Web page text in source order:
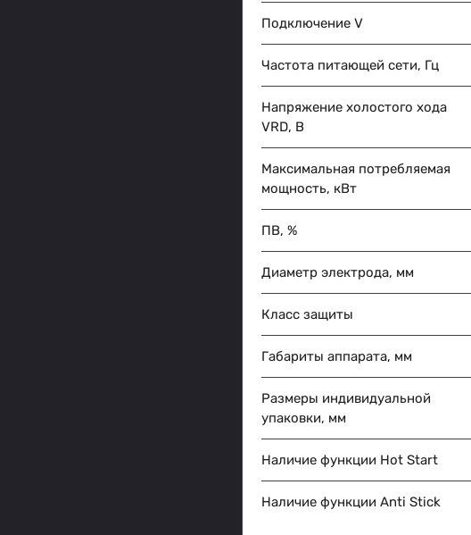
Подключение V
Частота питающей сети, Гц
Напряжение холостого хода
VRD, В
Максимальная потребляемая
мощность, кВт
ПВ, %
Диаметр электрода, мм
Класс защиты
Габариты аппарата, мм
Размеры индивидуальной
упаковки, мм
Наличие функции Hot Start
Наличие функции Anti Stick